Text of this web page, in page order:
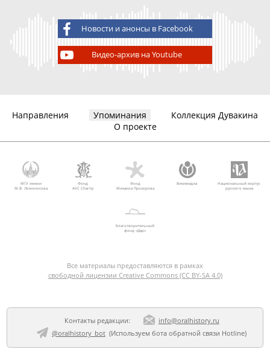
Новости и анонсы в Facebook
Видео-архив на Youtube
Направления Упоминания
Коллекция Дувакина
О проекте
МГУ имени
М.В. Ломоносова
Фонд
AVC Charity
Фонд
Михаила Прохорова
Викимедиа
Национальный корпус
русского языка
Благотворительный
фонд «Дар»
Все материалы предоставляются в рамках
свободной лицензии Creative Commons (CC BY-SA 4.0)
Контакты редакции:
info@oralhistory.ru
@oralhistory_bot(Используем бота обратной связи Hotline)